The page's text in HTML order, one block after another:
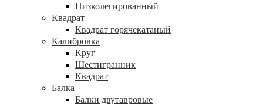
Низколегированный
Квадрат
Квадрат горячекатаный
Калибровка
Круг
Шестигранник
Квадрат
Балка
Балки двутавровые